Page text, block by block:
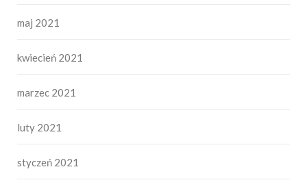
maj 2021
kwiecień 2021
marzec 2021
luty 2021
styczeń 2021